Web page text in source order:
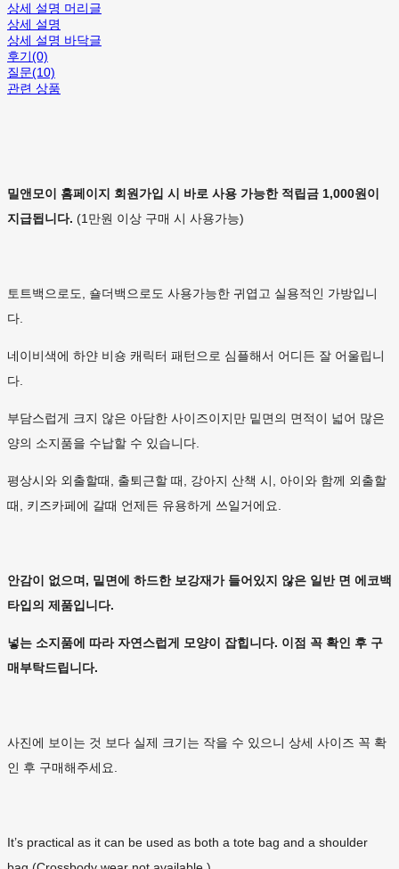
상세 설명 머리글
상세 설명
상세 설명 바닥글
후기(0)
질문(10)
관련 상품
밀앤모이 홈페이지 회원가입 시 바로 사용 가능한 적립금 1,000원이
지급됩니다. (1만원 이상 구매 시 사용가능)
토트백으로도, 숄더백으로도 사용가능한 귀엽고 실용적인 가방입니
다.
네이비색에 하얀 비숑 캐릭터 패턴으로 심플해서 어디든 잘 어울립니
다.
부담스럽게 크지 않은 아담한 사이즈이지만 밑면의 면적이 넓어 많은
양의 소지품을 수납할 수 있습니다.
평상시와 외출할때, 출퇴근할 때, 강아지 산책 시, 아이와 함께 외출할
때, 키즈카페에 갈때 언제든 유용하게 쓰일거에요.
안감이 없으며, 밑면에 하드한 보강재가 들어있지 않은 일반 면 에코백
타입의 제품입니다.
넣는 소지품에 따라 자연스럽게 모양이 잡힙니다. 이점 꼭 확인 후 구
매부탁드립니다.
사진에 보이는 것 보다 실제 크기는 작을 수 있으니 상세 사이즈 꼭 확
인 후 구매해주세요.
It’s practical as it can be used as both a tote bag and a shoulder